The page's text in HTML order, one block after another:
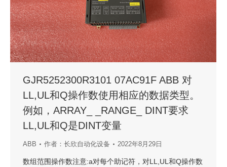
GJR5252300R3101 07AC91F ABB 对
LL,UL和Q操作数使用相应的数据类型。
例如，ARRAY_ _RANGE_ DINT要求
LL,UL和Q是DINT变量
ABB 作者： 长欣自动化设备 2022年8月29日
数组范围操作数注意:a对每个助记符，对LL,UL和Q操作数